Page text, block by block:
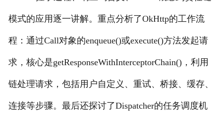
模式的应用逐一讲解。重点分析了OkHttp的工作流
程：通过Call对象的enqueue()或execute()方法发起请
求，核心是getResponseWithInterceptorChain()，利用
链处理请求，包括用户自定义、重试、桥接、缓存、
连接等步骤。最后还探讨了Dispatcher的任务调度机